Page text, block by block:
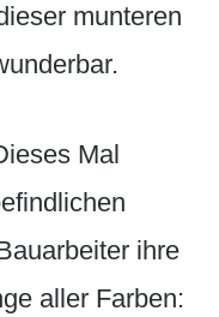
munteren
Mal
ihre
aller Farben: